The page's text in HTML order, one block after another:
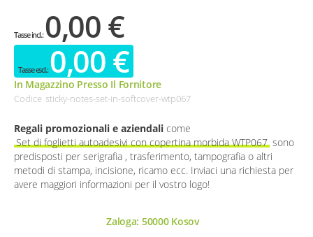
0,00 €
0,00 €
In Magazzino Presso Il Fornitore
Codice sticky-notes-set-in-softcover-wtp067
Regali promozionali e aziendali come
Set di foglietti autoadesivi con copertina morbida WTP067 sono
predisposti per serigrafia , trasferimento, tampografia o altri
metodi di stampa, incisione, ricamo ecc. Inviaci una richiesta per
avere maggiori informazioni per il vostro logo!
Zaloga: 50000Kosov